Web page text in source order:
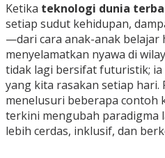
Ketika teknologi dunia
setiap sudut kehidupan,
—dari cara anak-anak belajar
menyelamatkan nyawa di
tidak lagi bersifat futuristik; ia
yang kita rasakan setiap hari.
menelusuri beberapa contoh
terkini mengubah paradigma
lebih cerdas, inklusif, dan